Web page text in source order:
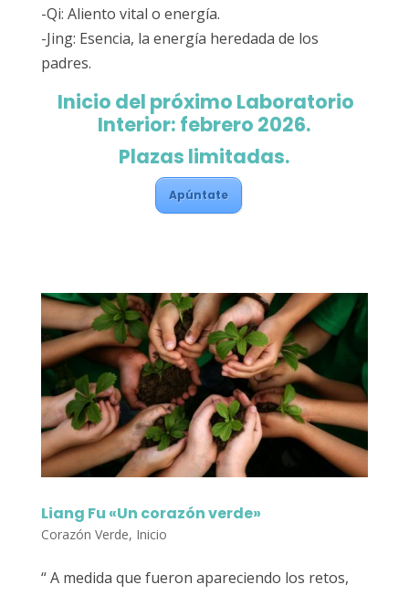
-Qi: Aliento vital o energía.
-Jing: Esencia, la energía heredada de los
padres.
Inicio del próximo Laboratorio
Interior: febrero 2026.
Plazas limitadas.
Apúntate
Liang Fu «Un corazón verde»
Corazón Verde, Inicio
“ A medida que fueron apareciendo los retos,